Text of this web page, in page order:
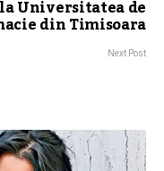
Universitatea de
din Timisoara
Next Post